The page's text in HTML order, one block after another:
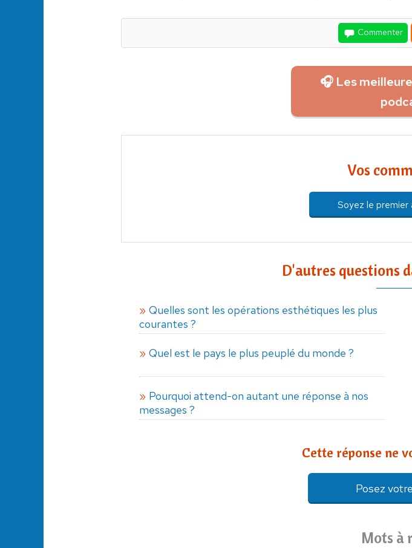
Commenter
🎧 Les
Vos
Soyez le premier
D'autres questions
Quelles sont les opérations esthétiques les plus
courantes ?
Quel est le pays le plus peuplé du monde ?
Pourquoi attend-on autant une réponse à nos
messages ?
Cette réponse ne
Posez
Mots à